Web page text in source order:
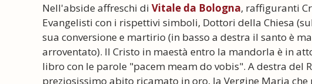
Nell'abside affreschi di Vitale da Bologna, raffiguranti
Evangelisti con i rispettivi simboli, Dottori della Chiesa
sua conversione e martirio (in basso a destra il santo è
arroventato). Il Cristo in maestà entro la mandorla è in
libro con le parole "pacem meam do vobis". A destra del
preziosissimo abito ricamato in oro, la Vergine Maria